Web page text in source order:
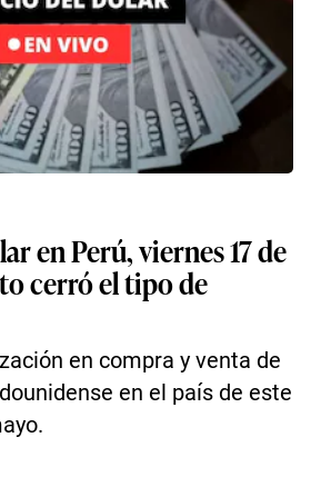
en Perú, viernes 17 de
cerró el tipo de
en compra y venta de
en el país de este